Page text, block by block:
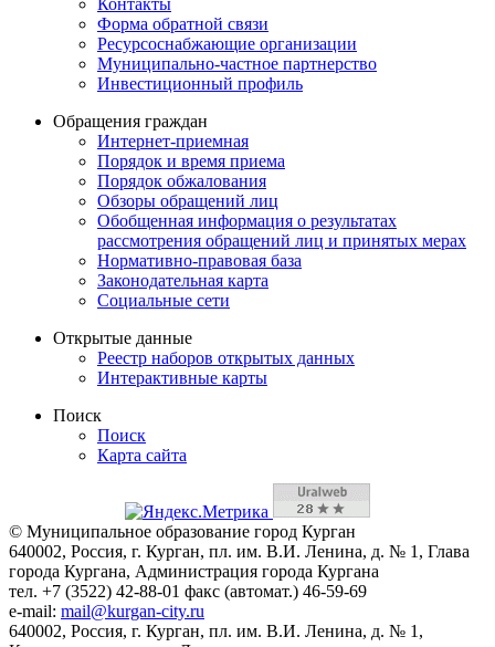
Форма обратной связи
Ресурсоснабжающие организации
Муниципально-частное партнерство
Инвестиционный профиль
Обращения граждан
Интернет-приемная
Порядок и время приема
Порядок обжалования
Обзоры обращений лиц
Обобщенная информация о результатах
рассмотрения обращений лиц и принятых мерах
Нормативно-правовая база
Законодательная карта
Социальные сети
Открытые данные
Реестр наборов открытых данных
Интерактивные карты
Поиск
Поиск
Карта сайта
© Муниципальное образование город Курган
640002, Россия, г. Курган, пл. им. В.И. Ленина, д. № 1, Глава
города Кургана, Администрация города Кургана
тел. +7 (3522) 42-88-01 факс (автомат.) 46-59-69
e-mail: mail@kurgan-city.ru
640002, Россия, г. Курган, пл. им. В.И. Ленина, д. № 1,